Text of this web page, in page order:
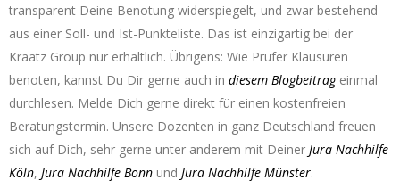
transparent Deine Benotung widerspiegelt, und zwar bestehend
aus einer Soll- und Ist-Punkteliste. Das ist einzigartig bei der
Kraatz Group nur erhältlich. Übrigens: Wie Prüfer Klausuren
benoten, kannst Du Dir gerne auch in diesem Blogbeitrageinmal
durchlesen. Melde Dich gerne direkt für einen kostenfreien
Beratungstermin. Unsere Dozenten in ganz Deutschland freuen
sich auf Dich, sehr gerne unter anderem mit Deiner Jura Nachhilfe
Köln, Jura Nachhilfe Bonn und Jura Nachhilfe Münster.